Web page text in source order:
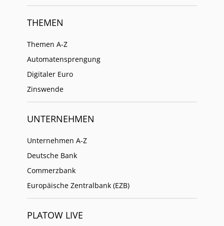
THEMEN
Themen A-Z
Automatensprengung
Digitaler Euro
Zinswende
UNTERNEHMEN
Unternehmen A-Z
Deutsche Bank
Commerzbank
Europäische Zentralbank (EZB)
PLATOW LIVE